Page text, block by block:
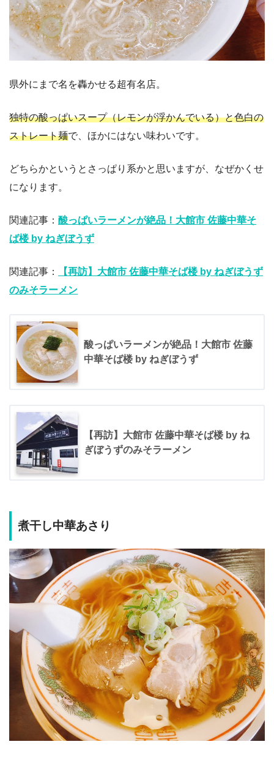
県外にまで名を轟かせる超有名店。
独特の酸っぱいスープ（レモンが浮かんでいる）と色白の
ストレート麺で、ほかにはない味わいです。
どちらかというとさっぱり系かと思いますが、なぜかくせ
になります。
関連記事： 酸っぱいラーメンが絶品！大館市 佐藤中華そ
ば楼 by ねぎぼうず
関連記事：
【再訪】大館市 佐藤中華そば楼 by ねぎぼうず
のみそラーメン
酸っぱいラーメンが絶品！大館市 佐藤
中華そば楼 by ねぎぼうず
【再訪】大館市 佐藤中華そば楼 by ね
ぎぼうずのみそラーメン
煮干し中華あさり